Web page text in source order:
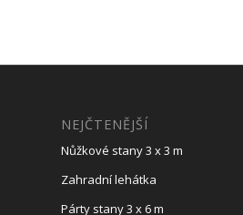
NEJČTENĚJŠÍ
Nůžkové stany 3 x 3 m
Zahradní lehátka
Párty stany 3 x 6 m